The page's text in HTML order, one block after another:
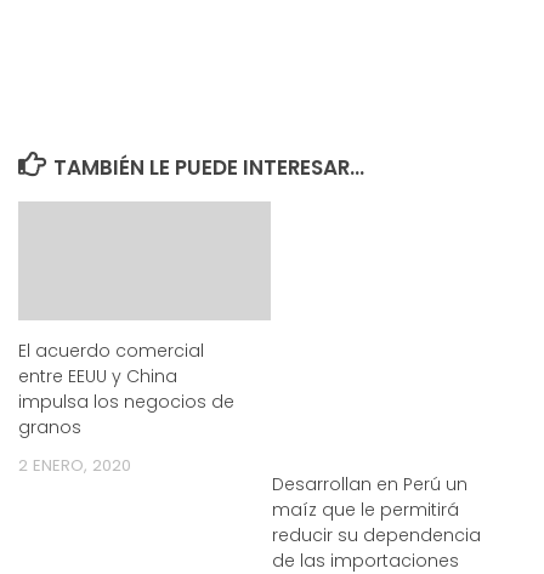
TAMBIÉN LE PUEDE INTERESAR...
El acuerdo comercial
entre EEUU y China
impulsa los negocios de
granos
2 ENERO, 2020
Desarrollan en Perú un
maíz que le permitirá
reducir su dependencia
de las importaciones